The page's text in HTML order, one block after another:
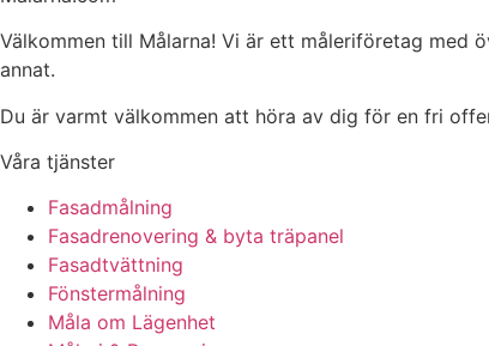
Välkommen till Målarna! Vi är ett måleriföretag med
annat.
Du är varmt välkommen att höra av dig för en fri
Våra tjänster
Fasadmålning
Fasadrenovering & byta träpanel
Fasadtvättning
Fönstermålning
Måla om Lägenhet